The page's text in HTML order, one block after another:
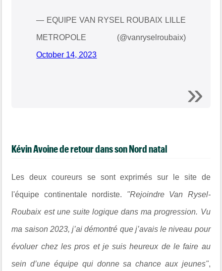
— EQUIPE VAN RYSEL ROUBAIX LILLE
METROPOLE (@vanryselroubaix)
October 14, 2023
Kévin Avoine de retour dans son Nord natal
Les deux coureurs se sont exprimés sur le site de
l'équipe continentale nordiste. "Rejoindre Van Rysel-
Roubaix est une suite logique dans ma progression. Vu
ma saison 2023, j’ai démontré que j’avais le niveau pour
évoluer chez les pros et je suis heureux de le faire au
sein d’une équipe qui donne sa chance aux jeunes",